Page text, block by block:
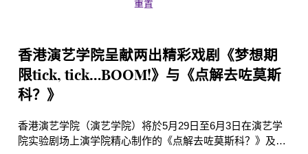
重置
香港演艺学院呈献两出精彩戏剧《梦想期
限tick, tick…BOOM!》与《点解去咗莫斯
科？》
香港演艺学院（演艺学院）将於5月29日至6月3日在演艺学
院实验剧场上演学院精心制作的《点解去咗莫斯科？》及於